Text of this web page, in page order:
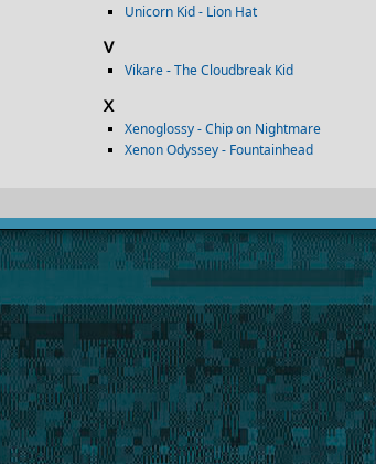
Unicorn Kid - Lion Hat
V
Vikare - The Cloudbreak Kid
X
Xenoglossy - Chip on Nightmare
Xenon Odyssey - Fountainhead